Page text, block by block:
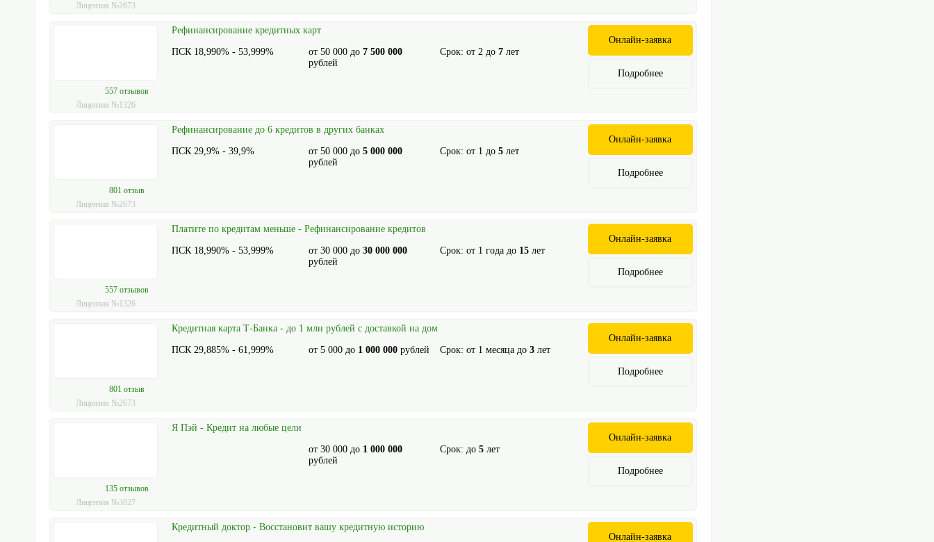
Лицензия №2673
557 отзывов
Лицензия №1326
Рефинансирование кредитных карт
ПСК 18,990% - 53,999% от 50 000до 7 500 000
рублей
Срок: от 2до 7лет
Онлайн-заявка
Подробнее
801 отзыв
Лицензия №2673
Рефинансирование до 6 кредитов в других банках
ПСК 29,9% - 39,9% от 50 000до 5 000 000
рублей
Срок: от 1 до 5лет
Онлайн-заявка
Подробнее
557 отзывов
Лицензия №1326
Платите по кредитам меньше - Рефинансирование кредитов
ПСК 18,990% - 53,999% от 30 000до 30 000 000
рублей
Срок: от 1 года до 15лет
Онлайн-заявка
Подробнее
801 отзыв
Лицензия №2673
Кредитная карта Т-Банка - до 1 млн рублей с доставкой на дом
ПСК 29,885% - 61,999% от 5 000до 1 000 000рублей Срок: от 1 месяца до 3лет
Онлайн-заявка
Подробнее
135 отзывов
Лицензия №3027
Я Пэй - Кредит на любые цели
от 30 000до 1 000 000
рублей
Срок: до 5лет
Онлайн-заявка
Подробнее
Кредитный доктор - Восстановит вашу кредитную историю
Онлайн-заявка